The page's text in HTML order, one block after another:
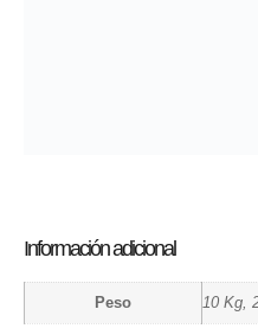
Información adicional
Peso 10 Kg,